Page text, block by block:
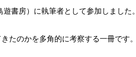
書房）に執筆者として参加しました。
たのかを多角的に考察する一冊です。